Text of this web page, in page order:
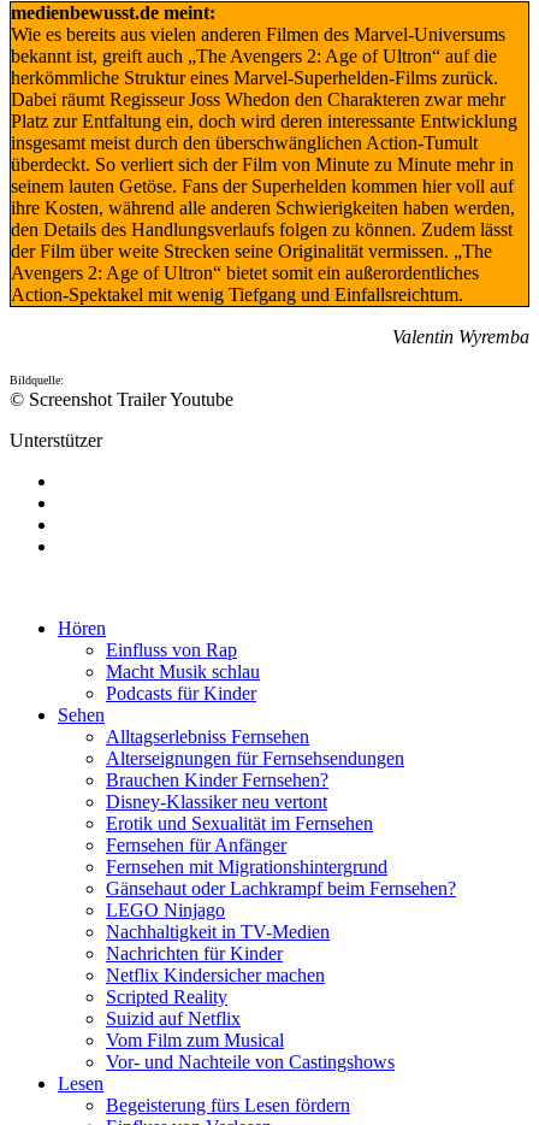
medienbewusst.de meint:
Wie es bereits aus vielen anderen Filmen des Marvel-Universums
bekannt ist, greift auch „The Avengers 2: Age of Ultron“ auf die
herkömmliche Struktur eines Marvel-Superhelden-Films zurück.
Dabei räumt Regisseur Joss Whedon den Charakteren zwar mehr
Platz zur Entfaltung ein, doch wird deren interessante Entwicklung
insgesamt meist durch den überschwänglichen Action-Tumult
überdeckt. So verliert sich der Film von Minute zu Minute mehr in
seinem lauten Getöse. Fans der Superhelden kommen hier voll auf
ihre Kosten, während alle anderen Schwierigkeiten haben werden,
den Details des Handlungsverlaufs folgen zu können. Zudem lässt
der Film über weite Strecken seine Originalität vermissen. „The
Avengers 2: Age of Ultron“ bietet somit ein außerordentliches
Action-Spektakel mit wenig Tiefgang und Einfallsreichtum.
Valentin Wyremba
Bildquelle:
© Screenshot Trailer Youtube
Unterstützer
Hören
Einfluss von Rap
Macht Musik schlau
Podcasts für Kinder
Sehen
Alltagserlebniss Fernsehen
Alterseignungen für Fernsehsendungen
Brauchen Kinder Fernsehen?
Disney-Klassiker neu vertont
Erotik und Sexualität im Fernsehen
Fernsehen für Anfänger
Fernsehen mit Migrationshintergrund
Gänsehaut oder Lachkrampf beim Fernsehen?
LEGO Ninjago
Nachhaltigkeit in TV-Medien
Nachrichten für Kinder
Netflix Kindersicher machen
Scripted Reality
Suizid auf Netflix
Vom Film zum Musical
Vor- und Nachteile von Castingshows
Lesen
Begeisterung fürs Lesen fördern